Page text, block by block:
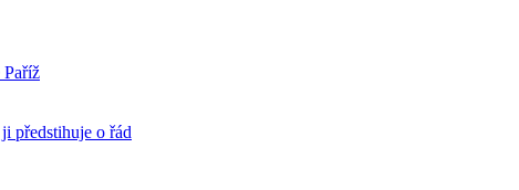
Paříž
předstihuje o řád